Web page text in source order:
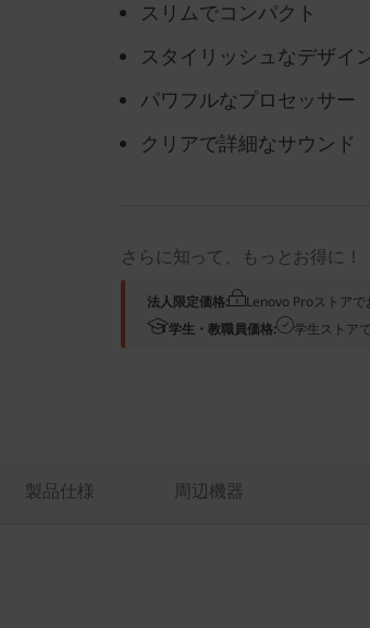
スリムでコンパクト
スタイリッシュなデザイ
パワフルなプロセッサー
クリアで詳細なサウンド
さらに知って、もっとお得に！
法人限定価格: Lenovo Proストアで
学生・教職員価格:
学生ストア
製品仕様 周辺機器